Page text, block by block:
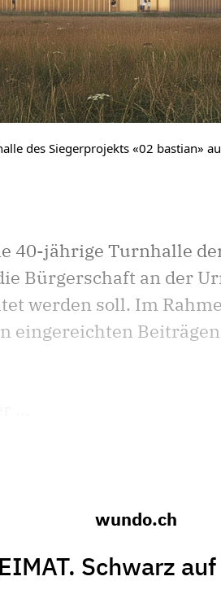
des Siegerprojekts «02 bastian»
40-jährige Turnhalle
Bürgerschaft an der
werden soll. Im
eingereichten
wundo.ch
Schwarz